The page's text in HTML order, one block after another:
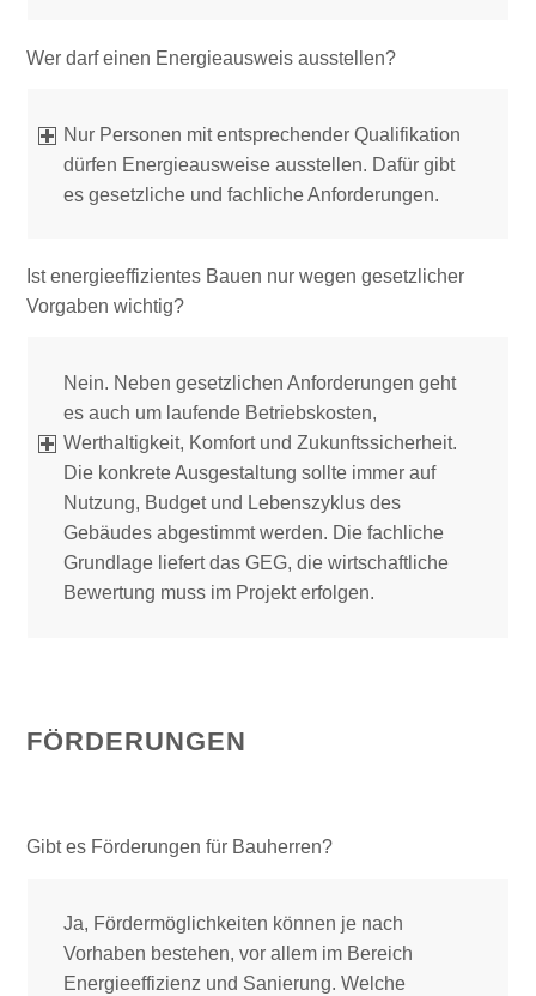
Wer darf einen Energieausweis ausstellen?
Nur Personen mit entsprechender Qualifikation
dürfen Energieausweise ausstellen. Dafür gibt
es gesetzliche und fachliche Anforderungen.
Ist energieeffizientes Bauen nur wegen gesetzlicher
Vorgaben wichtig?
Nein. Neben gesetzlichen Anforderungen geht
es auch um laufende Betriebskosten,
Werthaltigkeit, Komfort und Zukunftssicherheit.
Die konkrete Ausgestaltung sollte immer auf
Nutzung, Budget und Lebenszyklus des
Gebäudes abgestimmt werden. Die fachliche
Grundlage liefert das GEG, die wirtschaftliche
Bewertung muss im Projekt erfolgen.
FÖRDERUNGEN
Gibt es Förderungen für Bauherren?
Ja, Fördermöglichkeiten können je nach
Vorhaben bestehen, vor allem im Bereich
Energieeffizienz und Sanierung. Welche